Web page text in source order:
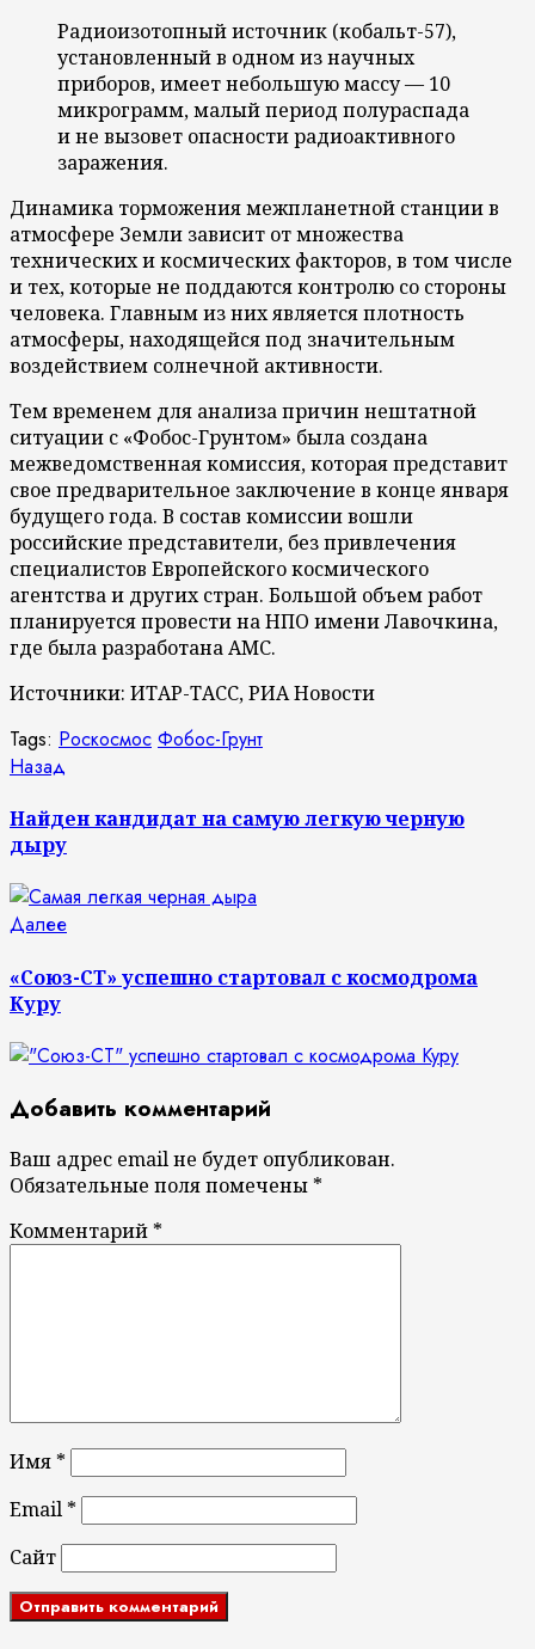
Радиоизотопный источник (кобальт-57),
установленный в одном из научных
приборов, имеет небольшую массу — 10
микрограмм, малый период полураспада
и не вызовет опасности радиоактивного
заражения.
Динамика торможения межпланетной станции в
атмосфере Земли зависит от множества
технических и космических факторов, в том числе
и тех, которые не поддаются контролю со стороны
человека. Главным из них является плотность
атмосферы, находящейся под значительным
воздействием солнечной активности.
Тем временем для анализа причин нештатной
ситуации с «Фобос-Грунтом» была создана
межведомственная комиссия, которая представит
свое предварительное заключение в конце января
будущего года. В состав комиссии вошли
российские представители, без привлечения
специалистов Европейского космического
агентства и других стран. Большой объем работ
планируется провести на НПО имени Лавочкина,
где была разработана АМС.
Источники: ИТАР-ТАСС, РИА Новости
Tags: Роскосмос Фобос-Грунт
Продолжить
чтение
Назад
Найден кандидат на самую легкую черную
дыру
ДалееСледующая
«Союз-СТ» успешно стартовал с космодрома
Куру
Добавить комментарий
Ваш адрес email не будет опубликован.
Обязательные поля помечены *
Комментарий *
Имя *
Email *
Сайт